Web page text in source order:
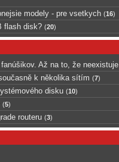
modely - pre vsetkych (16)
flash disk? (20)
Až na to, že neexistuje.
k několika sítím (7)
disku (10)
(5)
routeru (3)